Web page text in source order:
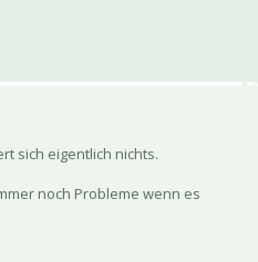
sich eigentlich nichts.
noch Probleme wenn es